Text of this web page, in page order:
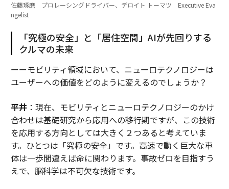
佐藤琢磨 プロレーシングドライバー、デロイト トーマツ Executive Eva
ngelist
「究極の安全」と「居住空間」AIが先回りする
クルマの未来
ーーモビリティ領域において、ニューロテクノロジーは
ユーザーへの価値をどのように変えるのでしょうか？
平井：現在、モビリティとニューロテクノロジーのかけ
合わせは基礎研究から応用への移行期ですが、この技術
を応用する方向としては大きく２つあると考えていま
す。ひとつは「究極の安全」です。高速で動く巨大な車
体は一歩間違えば命に関わります。事故ゼロを目指すう
えで、脳科学は不可欠な技術です。